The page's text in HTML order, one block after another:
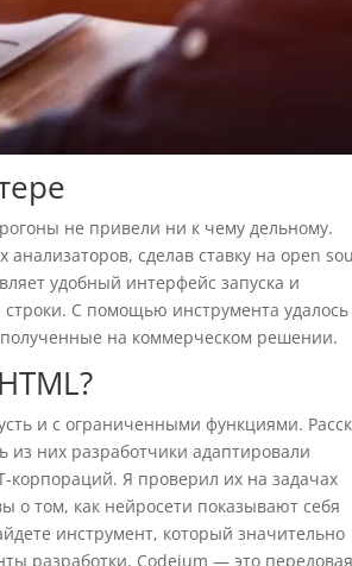
не привели ни к чему дельному.
сделав ставку на open
удобный интерфейс запуска и
строки. С помощью инструмента удалось
на коммерческом решении.
и с ограниченными функциями.
из них разработчики адаптировали
Я проверил их на задачах
о том, как нейросети показывают себя
инструмент, который значительно
разработки. Codeium — это передовая